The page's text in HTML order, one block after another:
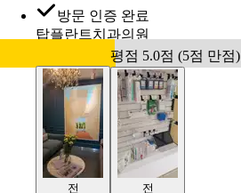
방문 인증 완료
탑플란트치과의원
평점 5.0점 (5점 만점)
전 전